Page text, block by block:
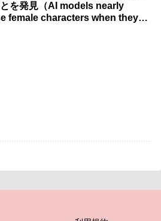
を発見（AI models nearly
female characters when they